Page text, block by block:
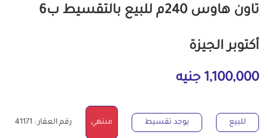
تاون هاوس 240م للبيع بالتقسيط ب6
أكتوبر الجيزة
1,100,000 جنيه
للبيع يوجد تقسيط منتهي رقم العقار : 41171